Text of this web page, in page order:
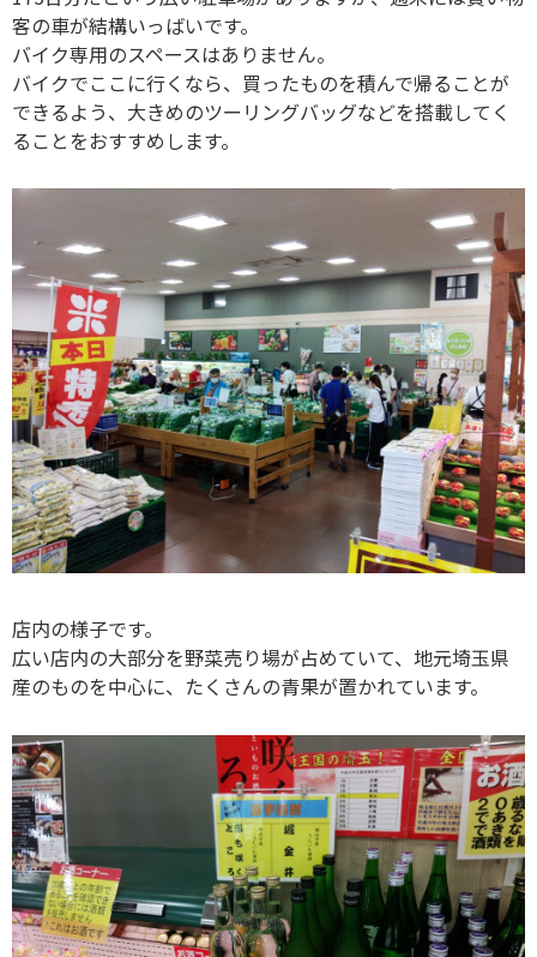
客の車が結構いっばいです。
バイク専用のスペースはありません。
バイクでここに行くなら、買ったものを積んで帰ることが
できるよう、大きめのツーリングバッグなどを搭載してく
ることをおすすめします。
店内の様子です。
広い店内の大部分を野菜売り場が占めていて、地元埼玉県
産のものを中心に、たくさんの青果が置かれています。